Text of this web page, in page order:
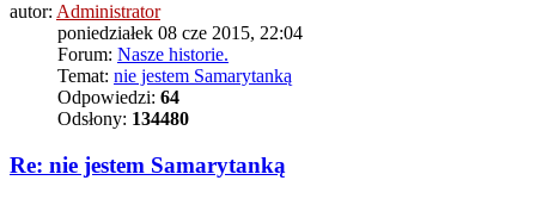
autor: Administrator
poniedziałek 08 cze 2015, 22:04
Forum: Nasze historie.
Temat: nie jestem Samarytanką
Odpowiedzi: 64
Odsłony: 134480
Re: nie jestem Samarytanką